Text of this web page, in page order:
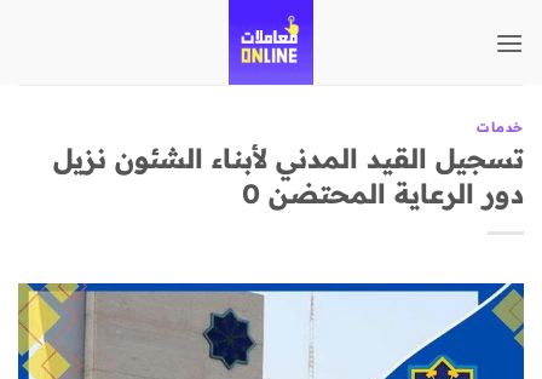
للمحتوى
خدمات
تسجيل القيد المدني لأبناء الشئون نزيل
دور الرعاية المحتضن 0